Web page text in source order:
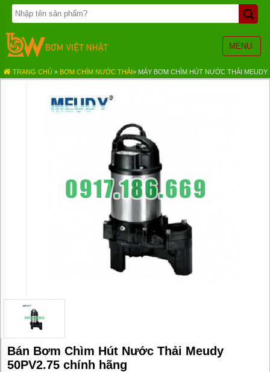
MENU
TRANG
CHỦ
BƠM
BÁNH
BÙN
BƠM
ÁP
BƠM
TRANG CHỦ » BƠM CHÌM NƯỚC THẢI» MÁY BƠM CHÌM HÚT NƯỚC THẢI MEUDY
Bán Bơm Chìm Hút Nước Thải Meudy
50PV2.75 chính hãng